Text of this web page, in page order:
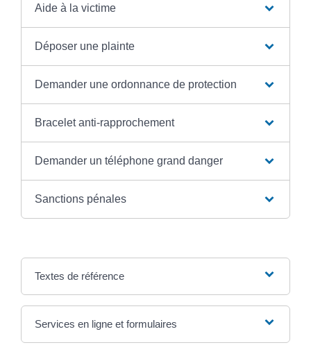
Aide à la victime
Déposer une plainte
Demander une ordonnance de protection
Bracelet anti-rapprochement
Demander un téléphone grand danger
Sanctions pénales
Textes de référence
Services en ligne et formulaires